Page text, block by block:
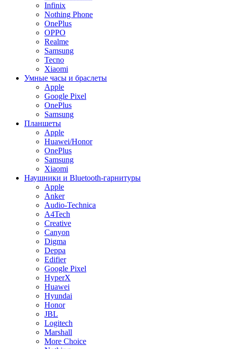
Infinix
Nothing Phone
OnePlus
OPPO
Realme
Samsung
Tecno
Xiaomi
Умные часы и браслеты
Apple
Google Pixel
OnePlus
Samsung
Планшеты
Apple
Huawei/Honor
OnePlus
Samsung
Xiaomi
Наушники и Bluetooth-гарнитуры
Apple
Anker
Audio-Technica
A4Tech
Creative
Canyon
Digma
Deppa
Edifier
Google Pixel
HyperX
Huawei
Hyundai
Honor
JBL
Logitech
Marshall
More Choice